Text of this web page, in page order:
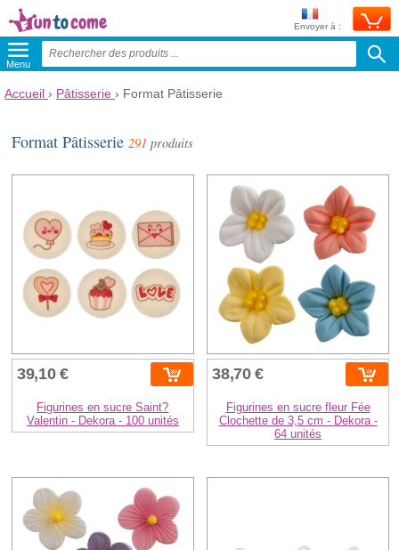
Envoyer à :
Menu
Accueil › Pâtisserie › Format Pâtisserie
Format Pâtisserie291 produits
39,10 €
Figurines en sucre Saint?
Valentin - Dekora - 100 unités
38,70 €
Figurines en sucre fleur Fée
Clochette de 3,5 cm - Dekora -
64 unités